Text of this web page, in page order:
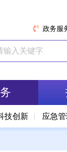
政务服
技创新 应急